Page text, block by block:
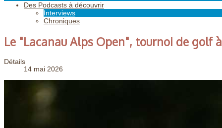
Des Podcasts à découvrir
Interviews
Chroniques
Le "Lacanau Alps Open", tournoi de golf
Détails
14 mai 2026